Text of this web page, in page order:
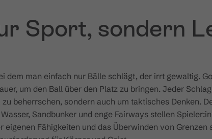
Sport, sondern
dem man einfach nur Bälle schlägt, der irrt gewaltig.
um den Ball über den Platz zu bringen. Jeder
beherrschen, sondern auch um taktisches Denken.
Sandbunker und enge Fairways stellen
Fähigkeiten und das Überwinden von